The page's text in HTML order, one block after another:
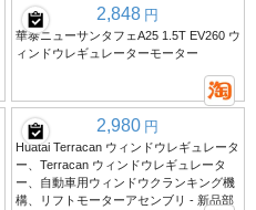
2,848 円
華泰ニューサンタフェA25 1.5T EV260 ウ
ィンドウレギュレーターモーター
2,980 円
Huatai Terracan ウィンドウレギュレータ
ー、Terracan ウィンドウレギュレータ
ー、自動車用ウィンドウクランキング機
構、リフトモーターアセンブリ - 新品部